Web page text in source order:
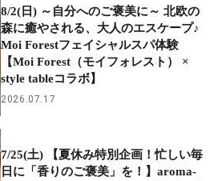
8/2(日) ～自分へのご褒美に～ 北欧の
森に癒やされる、大人のエスケープ♪
Moi Forestフェイシャルスパ体験
【Moi Forest（モイフォレスト） ×
style tableコラボ】
2026.07.17
7/25(土) 【夏休み特別企画！忙しい毎
日に「香りのご褒美」を！】aroma-